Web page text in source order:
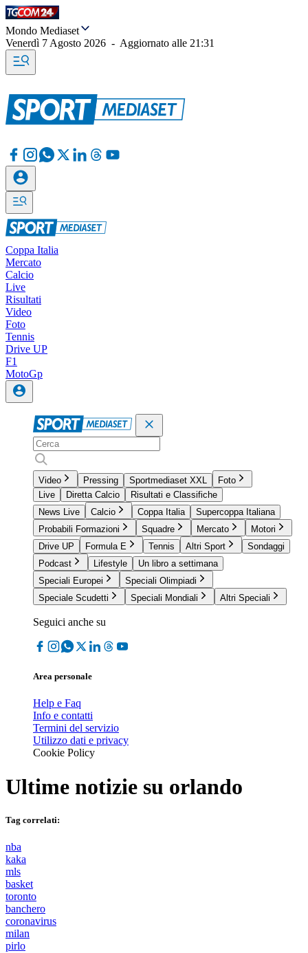
Mondo Mediaset
Venerdì 7 Agosto 2026 - Aggiornato alle 21:31
Coppa Italia
Mercato
Calcio
Live
Risultati
Video
Foto
Tennis
Drive UP
F1
MotoGp
Video Pressing Sportmediaset XXL
Foto
Live
Diretta Calcio
Risultati e Classifiche
News Live
Calcio Coppa Italia
Supercoppa Italiana
Probabili Formazioni
Squadre Mercato
Motori
Drive UP
Formula E Tennis Altri Sport
Sondaggi
Podcast
Lifestyle
Un libro a settimana
Speciali Europei
Speciali Olimpiadi
Speciale Scudetti
Speciali Mondiali Altri Speciali
Seguici anche su
Area personale
Help e Faq
Info e contatti
Termini del servizio
Utilizzo dati e privacy
Cookie Policy
Ultime notizie su orlando
Tag correlati:
nba
kaka
mls
basket
toronto
banchero
coronavirus
milan
pirlo